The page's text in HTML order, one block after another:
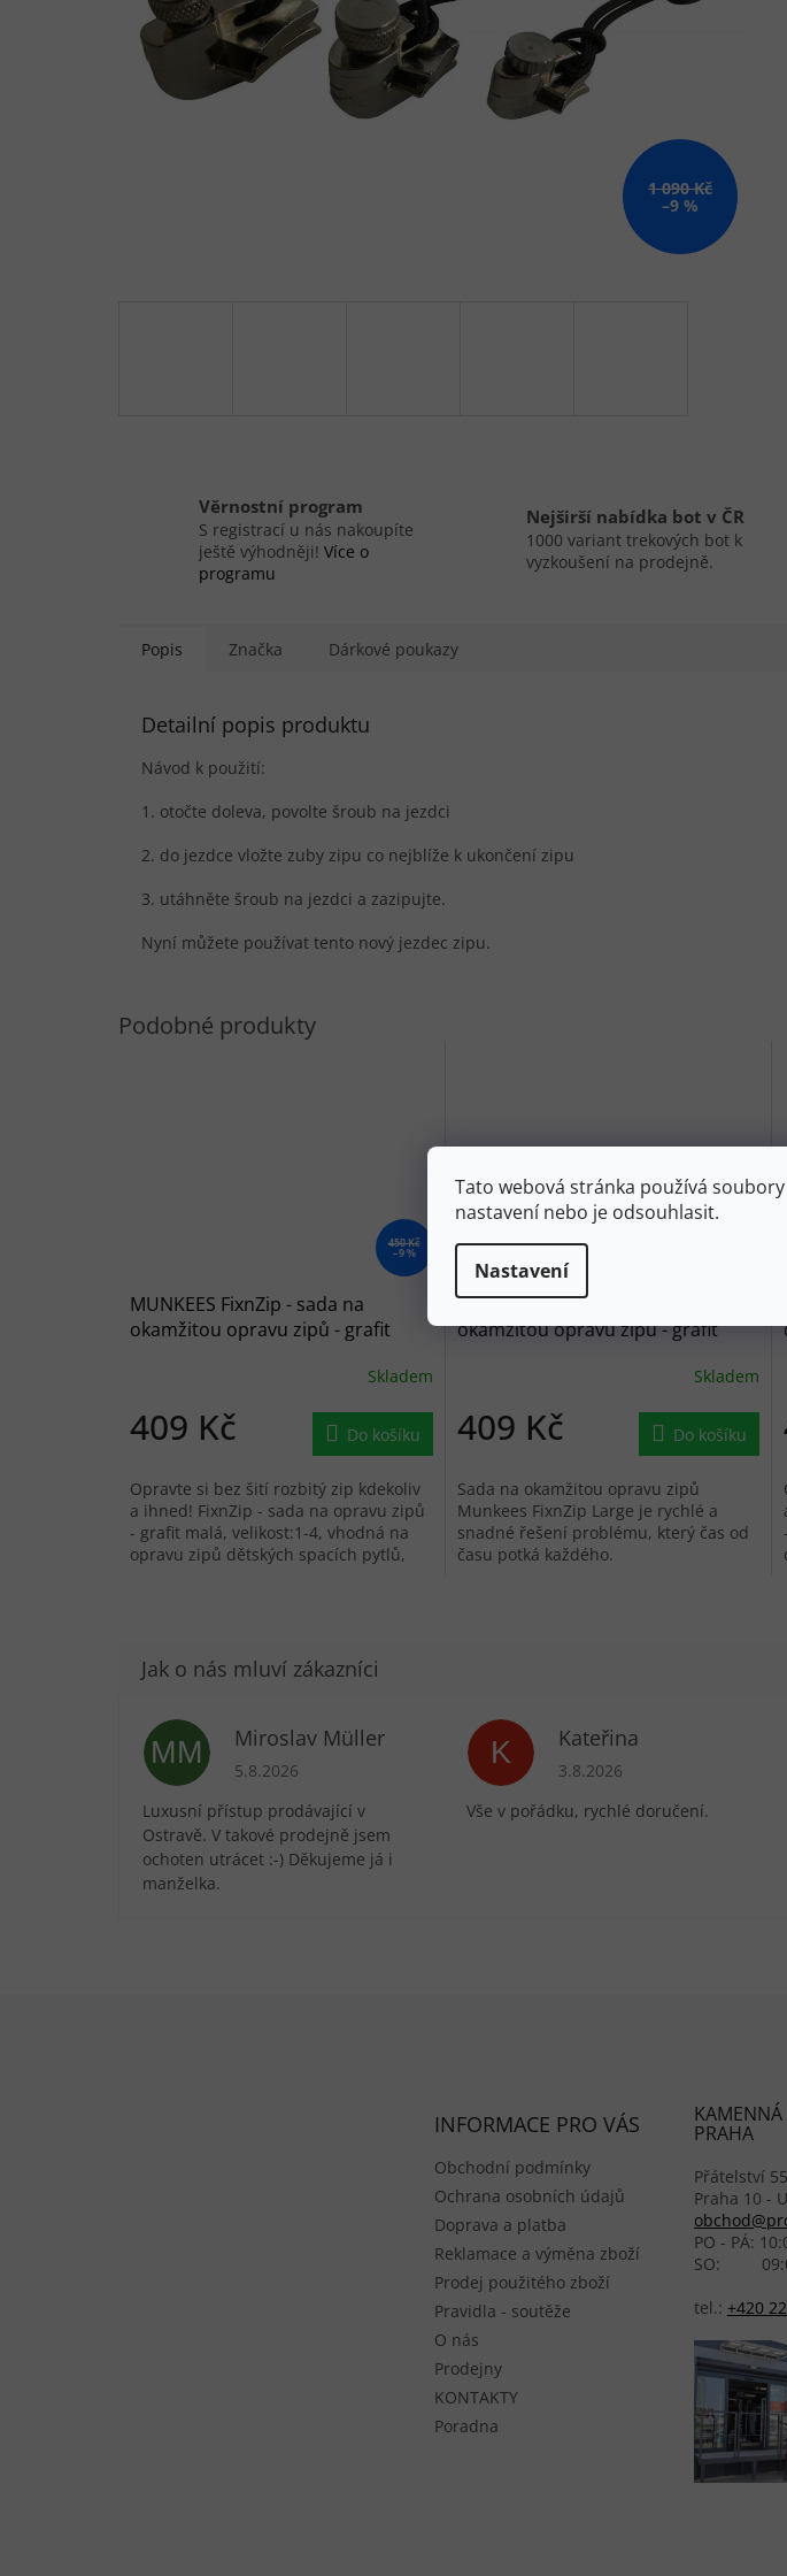
Tato webová stránka používá
nastavení nebo je odsouhlasit.
Nastavení
1 090 Kč
–9 %
Věrnostní program
S registrací u nás nakoupíte
ještě výhodněji! Více o
programu
Nejširší nabídka bot v ČR
1000 variant trekových bot k
vyzkoušení na prodejně.
Popis Značka Dárkové poukazy
Detailní popis produktu
Návod k použití:
1. otočte doleva, povolte šroub na jezdci
2. do jezdce vložte zuby zipu co nejblíže k ukončení zipu
3. utáhněte šroub na jezdci a zazipujte.
Nyní můžete používat tento nový jezdec zipu.
450 Kč
–9 %
MUNKEES FixnZip - sada na
okamžitou opravu zipů - grafit
Skladem
409 Kč Do košíku
Opravte si bez šití rozbitý zip kdekoliv
a ihned! FixnZip - sada na opravu zipů
- grafit malá, velikost:1-4, vhodná na
opravu zipů dětských spacích pytlů,
MUNKEES FixnZip - sada na
okamžitou opravu zipů - grafit
Skladem
409 Kč Do košíku
Sada na okamžitou opravu zipů
Munkees FixnZip Large je rychlé a
snadné řešení problému, který čas od
času potká každého.
MM Miroslav Müller
Hodnocení obchodu je 5 z 5 hvězdiček.
5.8.2026
Luxusní přístup prodávající v
Ostravě. V takové prodejně jsem
ochoten utrácet :-) Děkujeme já i
manželka.
K Kateřina
Hodnocení obchodu je 5 z 5
3.8.2026
Vše v pořádku, rychlé doručení.
INFORMACE PRO VÁS
Obchodní podmínky
Ochrana osobních údajů
Doprava a platba
Reklamace a výměna zboží
Prodej použitého zboží
Pravidla - soutěže
O nás
Prodejny
KONTAKTY
Poradna
KAMENNÁ
PRAHA
Přátelství
Praha 10 -
PO - PÁ:
SO:
tel.: +420